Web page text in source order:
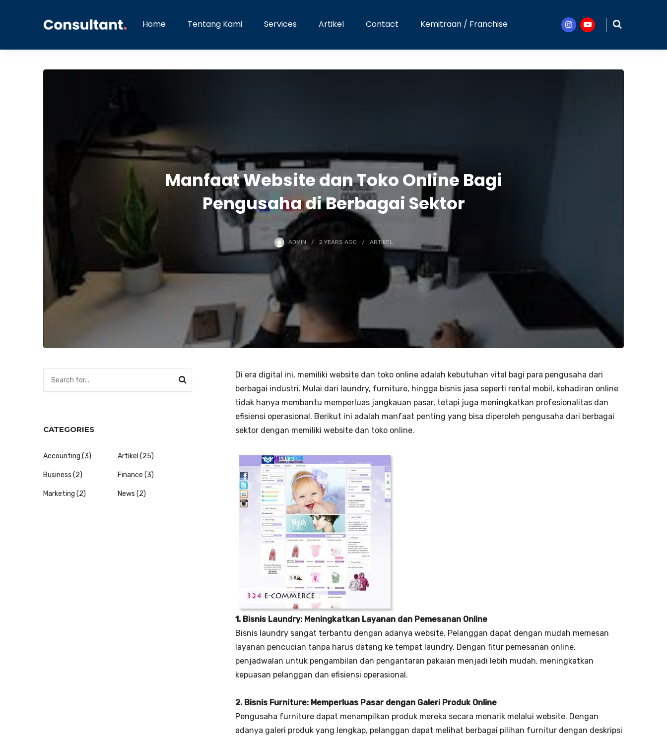
Home Tentang Kami Services Artikel Contact Kemitraan / Franchise InstagramYoutube
Manfaat Website dan Toko Online Bagi
Pengusaha di Berbagai Sektor
ADMIN 2 YEARS AGO ARTIKEL
Di era digital ini, memiliki website dan toko online adalah kebutuhan vital bagi para pengusaha dari
berbagai industri. Mulai dari laundry, furniture, hingga bisnis jasa seperti rental mobil, kehadiran online
tidak hanya membantu memperluas jangkauan pasar, tetapi juga meningkatkan profesionalitas dan
efisiensi operasional. Berikut ini adalah manfaat penting yang bisa diperoleh pengusaha dari berbagai
sektor dengan memiliki website dan toko online.
1. Bisnis Laundry: Meningkatkan Layanan dan Pemesanan Online
Bisnis laundry sangat terbantu dengan adanya website. Pelanggan dapat dengan mudah memesan
layanan pencucian tanpa harus datang ke tempat laundry. Dengan fitur pemesanan online,
penjadwalan untuk pengambilan dan pengantaran pakaian menjadi lebih mudah, meningkatkan
kepuasan pelanggan dan efisiensi operasional.
2. Bisnis Furniture: Memperluas Pasar dengan Galeri Produk Online
Pengusaha furniture dapat menampilkan produk mereka secara menarik melalui website. Dengan
adanya galeri produk yang lengkap, pelanggan dapat melihat berbagai pilihan furnitur dengan deskripsi
CATEGORIES
Accounting (3) Artikel (25)
Business (2) Finance (3)
Marketing (2) News (2)